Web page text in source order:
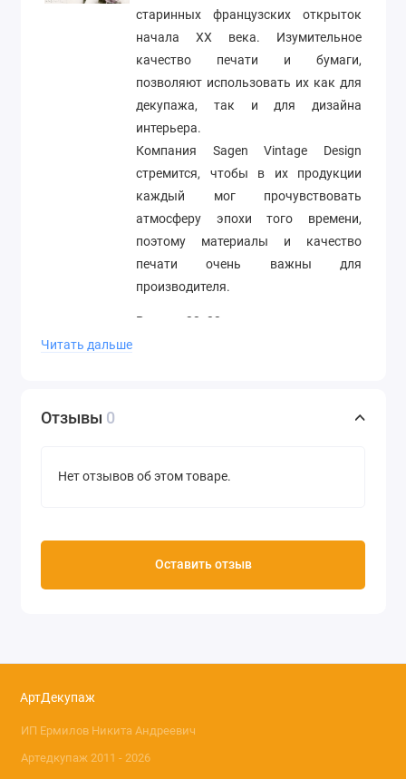
старинных французских открыток
начала ХХ века. Изумительное
качество печати и бумаги,
позволяют использовать их как для
декупажа, так и для дизайна
интерьера.
Компания Sagen Vintage Design
стремится, чтобы в их продукции
каждый мог прочувствовать
атмосферу эпохи того времени,
поэтому материалы и качество
печати очень важны для
производителя.
Размер 33х33 см
Читать дальше
Отзывы 0
Нет отзывов об этом товаре.
Оставить отзыв
АртДекупаж
ИП Ермилов Никита Андреевич
Артедкупаж 2011 - 2026